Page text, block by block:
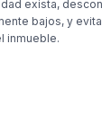
exista,
bajos, y
inmueble.